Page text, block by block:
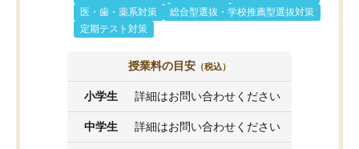
医・歯・薬系対策
総合型選抜・学校推薦型選抜対策
定期テスト対策
授業料の目安 （税込）
小学生 詳細はお問い合わせください
中学生 詳細はお問い合わせください